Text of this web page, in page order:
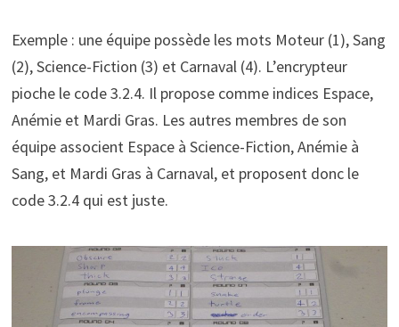
Exemple : une équipe possède les mots Moteur (1), Sang
(2), Science-Fiction (3) et Carnaval (4). L’encrypteur
pioche le code 3.2.4. Il propose comme indices Espace,
Anémie et Mardi Gras. Les autres membres de son
équipe associent Espace à Science-Fiction, Anémie à
Sang, et Mardi Gras à Carnaval, et proposent donc le
code 3.2.4 qui est juste.